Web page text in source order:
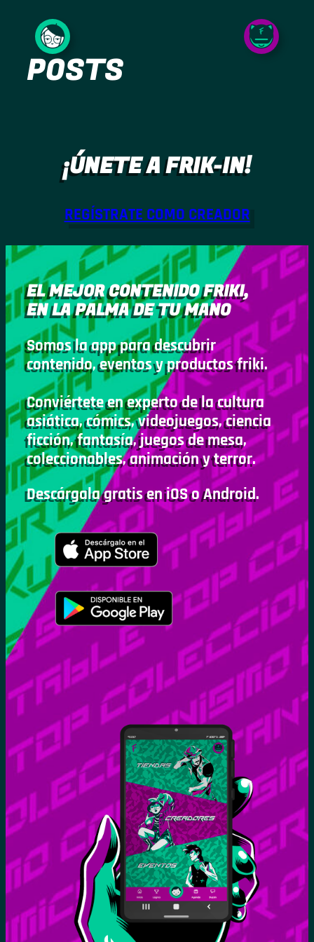
contenido
POSTS
¡ÚNETE A FRIK-IN!
REGÍSTRATE COMO CREADOR
EL MEJOR CONTENIDO FRIKI,
EN LA PALMA DE TU MANO
Somos la app para descubrir
contenido, eventos y productos friki.
Conviértete en experto de la cultura
asiática, cómics, videojuegos, ciencia
ficción, fantasía, juegos de mesa,
coleccionables, animación y terror.
Descárgala gratis en iOS o Android.